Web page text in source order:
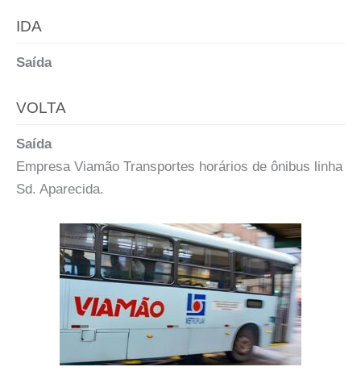
IDA
Saída
VOLTA
Saída
Empresa Viamão Transportes horários de ônibus linha
Sd. Aparecida.